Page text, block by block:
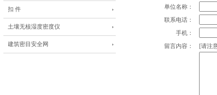
扣 件
土壤无核湿度密度仪
建筑密目安全网
单位名称：
联系电话：
手机：
留言内容：
[请注